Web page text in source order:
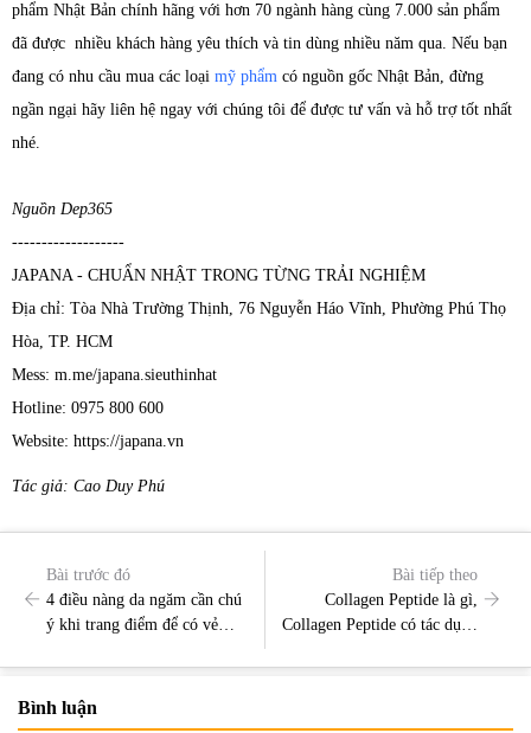
phẩm Nhật Bản chính hãng với hơn 70 ngành hàng cùng 7.000 sản phẩm
đã được nhiều khách hàng yêu thích và tin dùng nhiều năm qua. Nếu bạn
đang có nhu cầu mua các loại mỹ phẩm có nguồn gốc Nhật Bản, đừng
ngần ngại hãy liên hệ ngay với chúng tôi để được tư vấn và hỗ trợ tốt nhất
nhé.
Nguồn Dep365
-------------------
JAPANA - CHUẨN NHẬT TRONG TỪNG TRẢI NGHIỆM
Địa chỉ: Tòa Nhà Trường Thịnh, 76 Nguyễn Háo Vĩnh, Phường Phú Thọ
Hòa, TP. HCM
Mess: m.me/japana.sieuthinhat
Hotline: 0975 800 600
Website: https://japana.vn
Tác giả: Cao Duy Phú
Bài trước đó
4 điều nàng da ngăm cần chú
ý khi trang điểm để có vẻ
cưới
Bài tiếp theo
Collagen Peptide là gì,
Collagen Peptide có tác dụng
Bình luận